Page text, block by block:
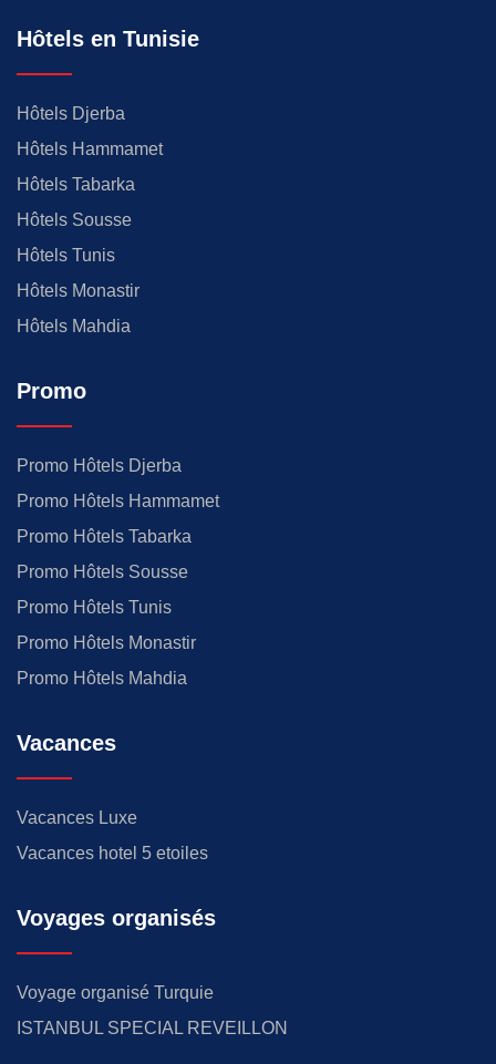
Hôtels en Tunisie
Hôtels Djerba
Hôtels Hammamet
Hôtels Tabarka
Hôtels Sousse
Hôtels Tunis
Hôtels Monastir
Hôtels Mahdia
Promo
Promo Hôtels Djerba
Promo Hôtels Hammamet
Promo Hôtels Tabarka
Promo Hôtels Sousse
Promo Hôtels Tunis
Promo Hôtels Monastir
Promo Hôtels Mahdia
Vacances
Vacances Luxe
Vacances hotel 5 etoiles
Voyages organisés
Voyage organisé Turquie
ISTANBUL SPECIAL REVEILLON